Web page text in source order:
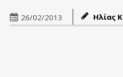
26/02/2013 Ηλίας